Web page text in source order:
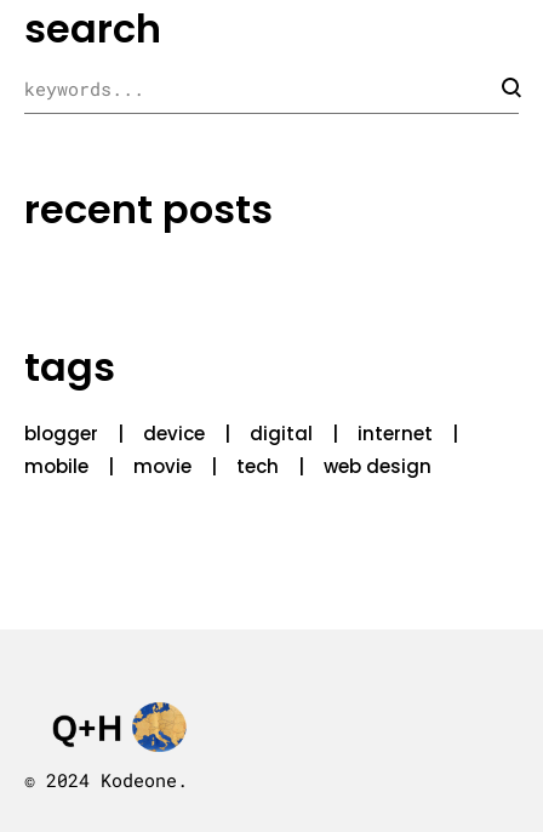
search
recent posts
tags
blogger device digital
internet
mobile
movie tech web design
© 2024 Kodeone.